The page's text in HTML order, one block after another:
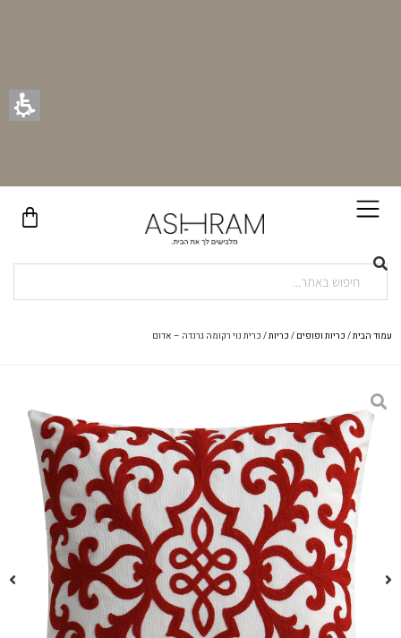
עמוד הבית/ כריות ופופים / כריות/ כרית נוי רקומה גרנדה – אדום